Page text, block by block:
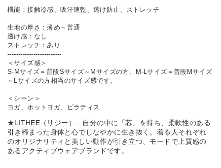
機能：接触冷感、吸汗速乾、透け防止、ストレッチ
-------------------------
生地の厚さ：薄め～普通
透け感：なし
ストレッチ：あり
-------------------------
＜サイズ感＞
S-Mサイズ＝普段Sサイズ～Mサイズの方、M-Lサイズ＝普段Mサイズ
～Lサイズの方相当のサイズ感です。
＜シーン＞
ヨガ、ホットヨガ、ピラティス
★LITHEE（リジー）…自分の中に「芯」を持ち、柔軟性のある
引き締まった身体と心でしなやかに生き抜く。着る人それぞれ
のオリジナリティと美しい動作が引き立つ、モードで上質感の
あるアクティブウェアブランドです。